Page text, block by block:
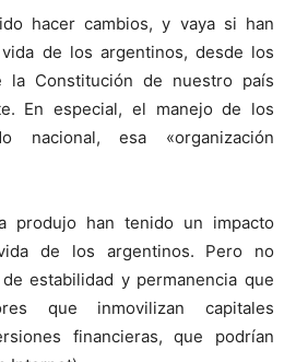
hacer cambios, y vaya si han
de los argentinos, desde los
la Constitución de nuestro país
En especial, el manejo de los
nacional, esa «organización
produjo han tenido un impacto
de los argentinos. Pero no
estabilidad y permanencia que
que inmovilizan capitales
financieras, que podrían